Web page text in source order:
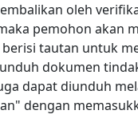
oleh
pemohon akan
berisi tautan untuk
dokumen
dapat diunduh
dengan